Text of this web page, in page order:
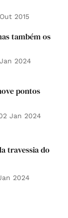
2015
também os
2024
pontos
Jan 2024
travessia do
2024